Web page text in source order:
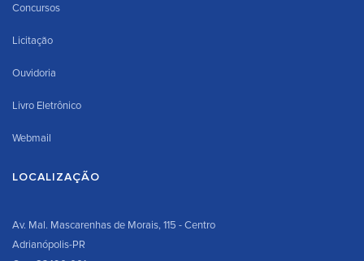
Concursos
Licitação
Ouvidoria
Livro Eletrônico
Webmail
LOCALIZAÇÃO
Av. Mal. Mascarenhas de Morais, 115 - Centro
Adrianópolis-PR